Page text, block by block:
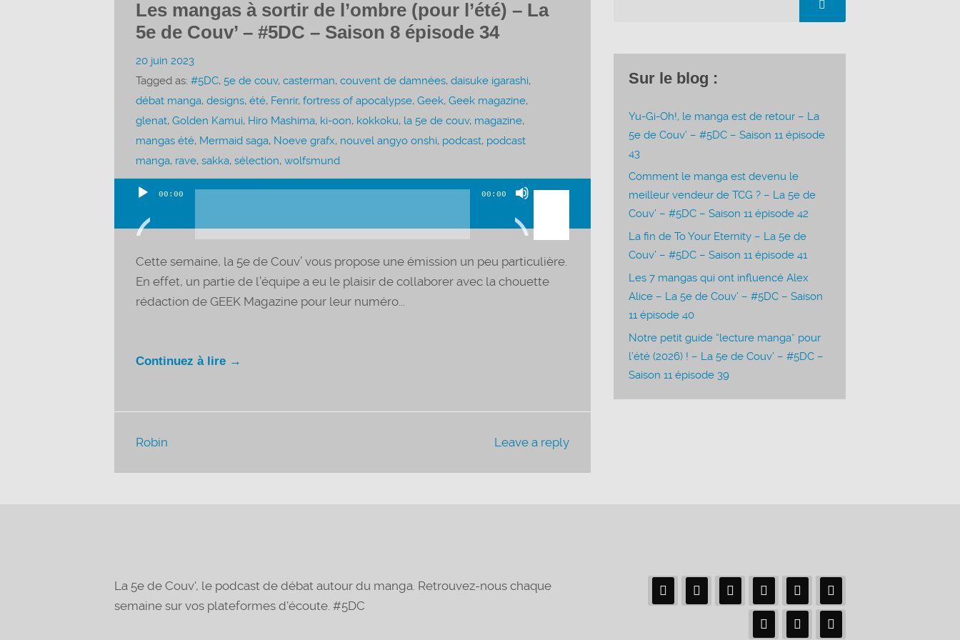
Les mangas à sortir de l’ombre (pour l’été) – La
5e de Couv’ – #5DC – Saison 8 épisode 34
20 juin 2023
Tagged as: #5DC, 5e de couv, casterman, couvent de damnées, daisuke igarashi,
débat manga, designs, été, Fenrir, fortress of apocalypse, Geek, Geek magazine,
glenat, Golden Kamui, Hiro Mashima, ki-oon, kokkoku, la 5e de couv, magazine,
mangas été, Mermaid saga, Noeve grafx, nouvel angyo onshi, podcast, podcast
manga, rave, sakka, sélection, wolfsmund
Lecteur
audio
00:00 00:00
Utilisez
flèches
pour
augmenter
Cette semaine, la 5e de Couv’ vous propose une émission un peu particulière.
En effet, un partie de l’équipe a eu le plaisir de collaborer avec la chouette
rédaction de GEEK Magazine pour leur numéro...
Continuez à lire →
Leave a reply
Robin
Sur le blog :
Yu-Gi-Oh!, le manga est de retour – La
5e de Couv’ – #5DC – Saison 11 épisode
43
Comment le manga est devenu le
meilleur vendeur de TCG ? – La 5e de
Couv’ – #5DC – Saison 11 épisode 42
La fin de To Your Eternity – La 5e de
Couv’ – #5DC – Saison 11 épisode 41
Les 7 mangas qui ont influencé Alex
Alice – La 5e de Couv’ – #5DC – Saison
11 épisode 40
Notre petit guide “lecture manga” pour
l’été (2026) ! – La 5e de Couv’ – #5DC –
Saison 11 épisode 39
La 5e de Couv', le podcast de débat autour du manga. Retrouvez-nous chaque
semaine sur vos plateformes d'écoute. #5DC